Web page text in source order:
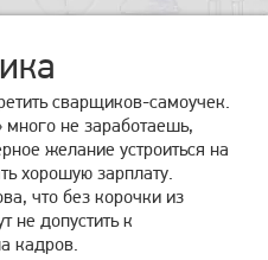
сварщиков-самоучек.
не заработаешь,
желание устроиться на
хорошую зарплату.
что без корочки из
не допустить к
кадров.